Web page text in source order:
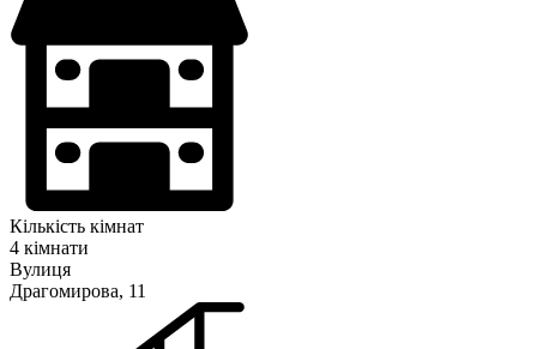
Кількість кімнат
4 кімнати
Вулиця
Драгомирова, 11